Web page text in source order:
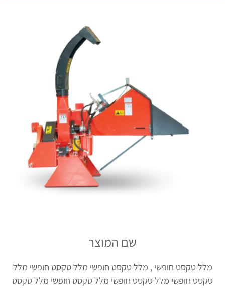
שם המוצר
מלל טקסט חופשי , מלל טקסט חופשי מלל טקסט חופשי מלל
טקסט חופשי מלל טקסט חופשי מלל טקסט חופשי מלל טקסט